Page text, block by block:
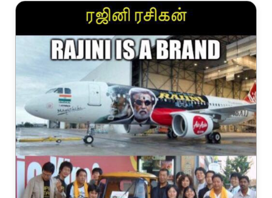
இப்படிப்பட்ட கருப்பு ஆடுகளை இப்போதே கண்டுபிடித்துக்
களையெடுத்தல் நன்று.
உண்மையான ரசிகர்களின் கருத்தை ரஜினி என்றைக்குமே
மதிப்பார்.
அவர் National Media முதல் Social Media வரை
பகிரப்படும் கருத்துக்கள் அனைத்தையும் கவனித்துக்
கொண்டுதான் இருக்கிறார் என்று அன்று அவர்
பேசியதைக் கேட்டவர்களுக்குப் புரியும்.